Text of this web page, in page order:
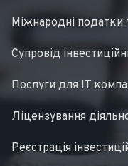
Міжнародні податки
Супровід
Послуги для IT
Ліцензування
Реєстрація